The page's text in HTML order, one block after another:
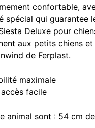
confortable,
qui guarantee
Deluxe pour
aux petits chiens
de Ferplast.
maximale
facile
animal sont : 54 cm